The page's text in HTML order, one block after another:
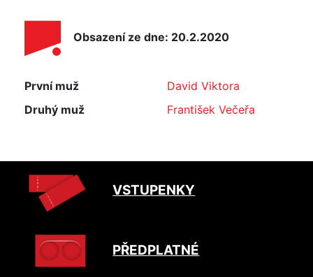
Obsazení ze dne: 20.2.2020
První muž
David Viktora
Druhý muž
František Večeřa
VSTUPENKY
PŘEDPLATNÉ